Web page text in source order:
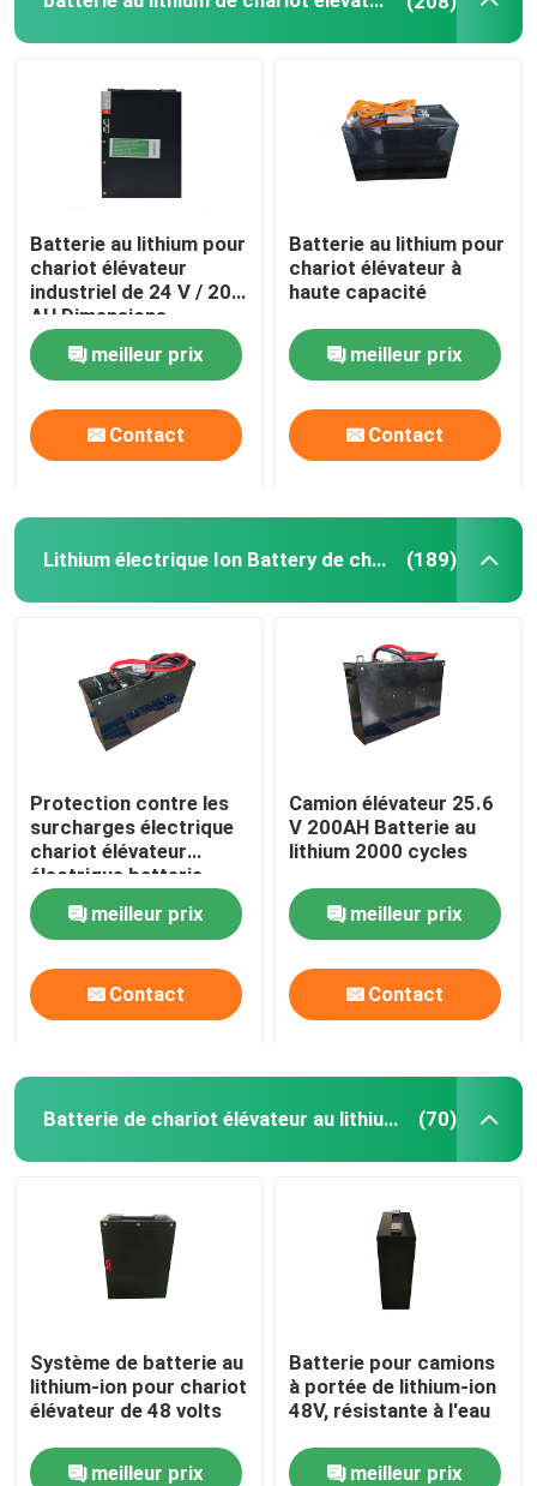
Batterie au lithium pour
chariot élévateur
industriel de 24 V / 20
AH Dimensions
197*74*260 mm
meilleur prix
Contact
Batterie au lithium pour
chariot élévateur à
haute capacité
meilleur prix
Contact
Lithium électrique Ion Battery de chariot élévateur (189)
Protection contre les
surcharges électrique
chariot élévateur
électrique batterie
lithium-ion 25,6V
272AHmeilleur prix
Contact
Camion élévateur 25.6
V 200AH Batterie au
lithium 2000 cycles
meilleur prix
Contact
Batterie de chariot élévateur au lithium-ion de 48 volts (70)
Système de batterie au
lithium-ion pour chariot
élévateur de 48 volts
meilleur prix
Batterie pour camions
à portée de lithium-ion
48V, résistante à l'eau
meilleur prix